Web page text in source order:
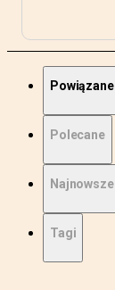
Powiązane
Polecane
Najnowsze
Tagi